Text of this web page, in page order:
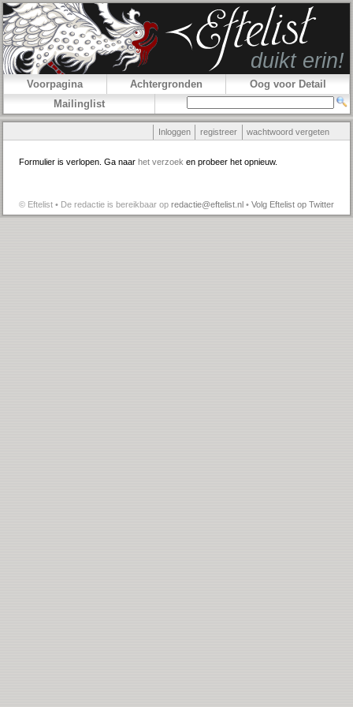
Voorpagina Achtergronden
Oog voor Detail
Mailinglist
Inloggen registreer wachtwoord vergeten
Formulier is verlopen. Ga naar het verzoek en probeer het opnieuw.
© Eftelist • De redactie is bereikbaar op redactie@eftelist.nl • Volg Eftelist op Twitter